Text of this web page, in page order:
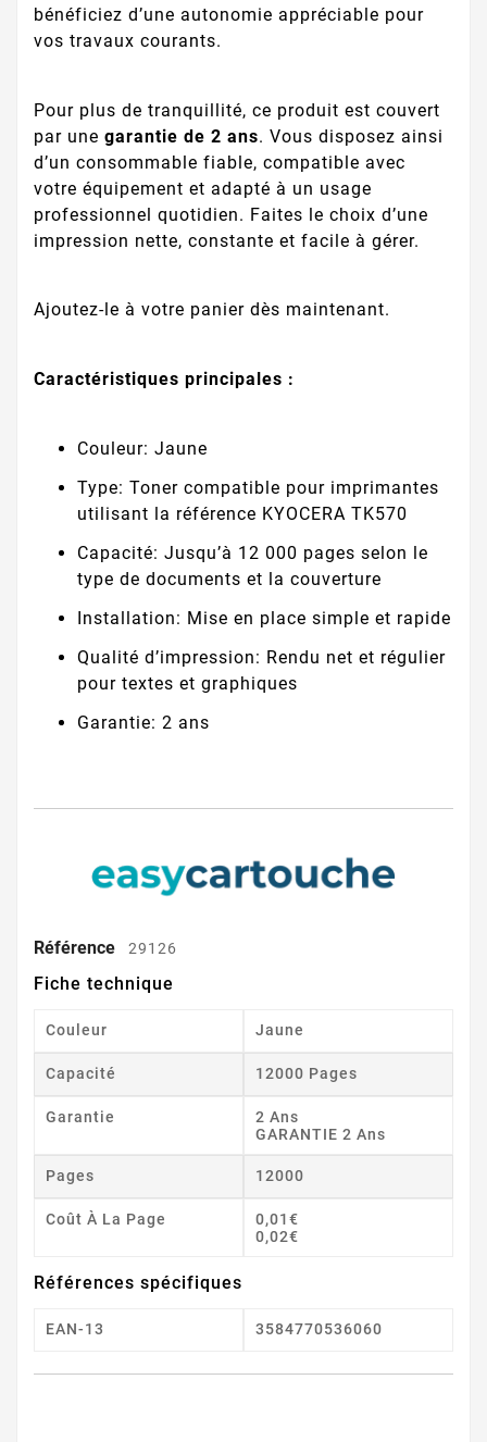
bénéficiez d’une autonomie appréciable pour
vos travaux courants.
Pour plus de tranquillité, ce produit est couvert
par une garantie de 2 ans. Vous disposez ainsi
d’un consommable fiable, compatible avec
votre équipement et adapté à un usage
professionnel quotidien. Faites le choix d’une
impression nette, constante et facile à gérer.
Ajoutez-le à votre panier dès maintenant.
Caractéristiques principales :
Couleur: Jaune
Type: Toner compatible pour imprimantes
utilisant la référence KYOCERA TK570
Capacité: Jusqu’à 12 000 pages selon le
type de documents et la couverture
Installation: Mise en place simple et rapide
Qualité d’impression: Rendu net et régulier
pour textes et graphiques
Garantie: 2 ans
Référence 29126
Fiche technique
Couleur Jaune
Capacité 12000 Pages
Garantie
2 Ans
GARANTIE 2 Ans
Pages 12000
Coût À La Page
0,01€
0,02€
Références spécifiques
EAN-13 3584770536060